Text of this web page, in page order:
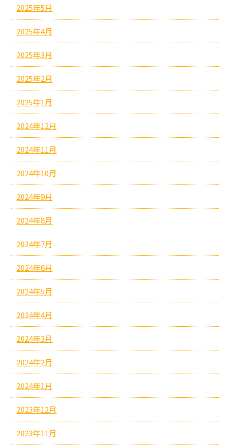
2025年5月
2025年4月
2025年3月
2025年2月
2025年1月
2024年12月
2024年11月
2024年10月
2024年9月
2024年8月
2024年7月
2024年6月
2024年5月
2024年4月
2024年3月
2024年2月
2024年1月
2023年12月
2023年11月